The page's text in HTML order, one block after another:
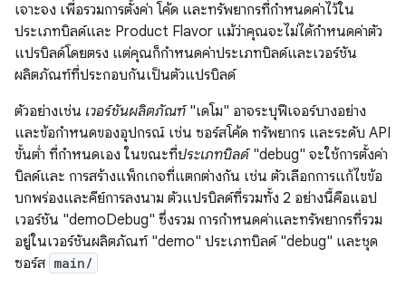
เจาะจง เพื่อรวมการตั้งค่า โค้ด และทรัพยากรที่กำหนดค่าไว้ใน
ประเภทบิลด์และ Product Flavor แม้ว่าคุณจะไม่ได้กำหนดค่าตัว
แปรบิลด์โดยตรง แต่คุณก็กำหนดค่าประเภทบิลด์และเวอร์ชัน
ผลิตภัณฑ์ที่ประกอบกันเป็นตัวแปรบิลด์
ตัวอย่างเช่น เวอร์ชันผลิตภัณฑ์"เดโม" อาจระบุฟีเจอร์บางอย่าง
และข้อกำหนดของอุปกรณ์ เช่น ซอร์สโค้ด ทรัพยากร และระดับ API
ขั้นต่ำ ที่กำหนดเอง ในขณะที่ประเภทบิลด์"debug" จะใช้การตั้งค่า
บิลด์และ การสร้างแพ็กเกจที่แตกต่างกัน เช่น ตัวเลือกการแก้ไขข้อ
บกพร่องและคีย์การลงนาม ตัวแปรบิลด์ที่รวมทั้ง 2 อย่างนี้คือแอป
เวอร์ชัน "demoDebug" ซึ่งรวม การกำหนดค่าและทรัพยากรที่รวม
อยู่ในเวอร์ชันผลิตภัณฑ์ "demo" ประเภทบิลด์ "debug" และชุด
ซอร์ส main/